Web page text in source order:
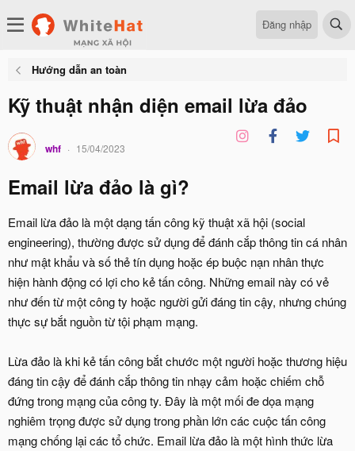
Đăng nhập
Hướng dẫn an toàn
Kỹ thuật nhận diện email lừa đảo
whf 15/04/2023
Email lừa đảo là gì?
Email lừa đảo là một dạng tấn công kỹ thuật xã hội (social
engineering), thường được sử dụng để đánh cắp thông tin cá nhân
như mật khẩu và số thẻ tín dụng hoặc ép buộc nạn nhân thực
hiện hành động có lợi cho kẻ tấn công. Những email này có vẻ
như đến từ một công ty hoặc người gửi đáng tin cậy, nhưng chúng
thực sự bắt nguồn từ tội phạm mạng.
Lừa đảo là khi kẻ tấn công bắt chước một người hoặc thương hiệu
đáng tin cậy để đánh cắp thông tin nhạy cảm hoặc chiếm chỗ
đứng trong mạng của công ty. Đây là một mối đe dọa mạng
nghiêm trọng được sử dụng trong phần lớn các cuộc tấn công
mạng chống lại các tổ chức. Email lừa đảo là một hình thức lừa